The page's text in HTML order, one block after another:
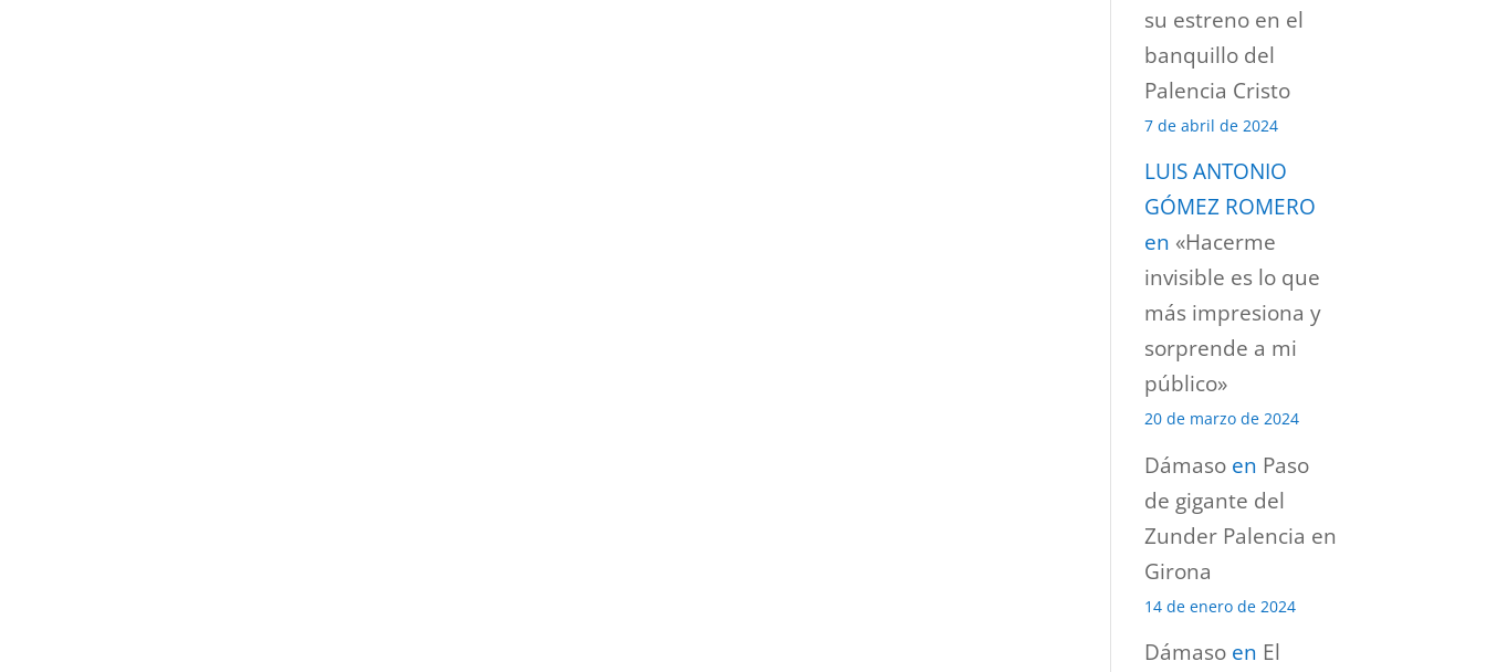
su estreno en el
banquillo del
Palencia Cristo
7 de abril de 2024
LUIS ANTONIO
GÓMEZ ROMERO
en «Hacerme
invisible es lo que
más impresiona y
sorprende a mi
público»
20 de marzo de 2024
Dámaso en Paso
de gigante del
Zunder Palencia en
Girona
14 de enero de 2024
Dámaso en El